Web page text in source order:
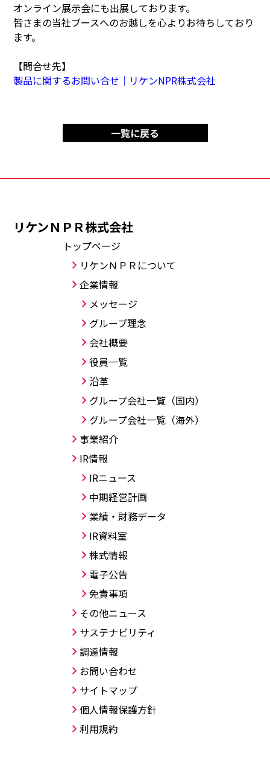
オンライン展示会にも出展しております。
皆さまの当社ブースへのお越しを心よりお待ちしており
ます。
【問合せ先】
製品に関するお問い合せ｜リケンNPR株式会社
一覧に戻る
リケンＮＰＲ株式会社
トップページ
リケンＮＰＲについて
企業情報
メッセージ
グループ理念
会社概要
役員一覧
沿革
グループ会社一覧（国内）
グループ会社一覧（海外）
事業紹介
IR情報
IRニュース
中期経営計画
業績・財務データ
IR資料室
株式情報
電子公告
免責事項
その他ニュース
サステナビリティ
調達情報
お問い合わせ
サイトマップ
個人情報保護方針
利用規約